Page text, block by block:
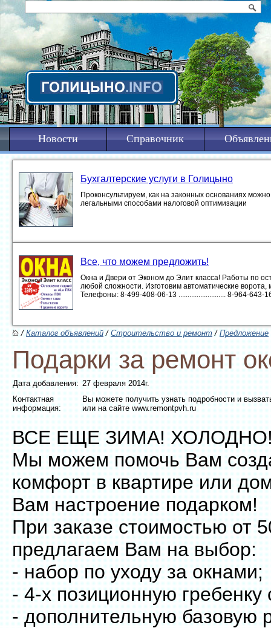
Новости Справочник
Бухгалтерские услуги в Голицыно
Проконсультируем, как на законных основаниях
легальными способами налоговой оптимизации
Все, что можем предложить!
Окна и Двери от Эконом до Элит класса! Работы по
любой сложности. Изготовим автоматические ворота,
Телефоны: 8-499-408-06-13 .......................... 8-964-643-
/Каталог объявлений/Строительство и ремонт/Предложение
Подарки за ремонт
Дата добавления: 27 февраля 2014г.
Контактная
информация:
Вы можете получить узнать подробности и
или на сайте www.remontpvh.ru
ВСЕ ЕЩЕ ЗИМА!
Мы можем помочь Вам
комфорт в квартире или
Вам настроение подарком!
При заказе стоимостью от
предлагаем Вам на выбор:
- набор по уходу за окнами;
- 4-х позиционную гребенку
- дополнительную базовую